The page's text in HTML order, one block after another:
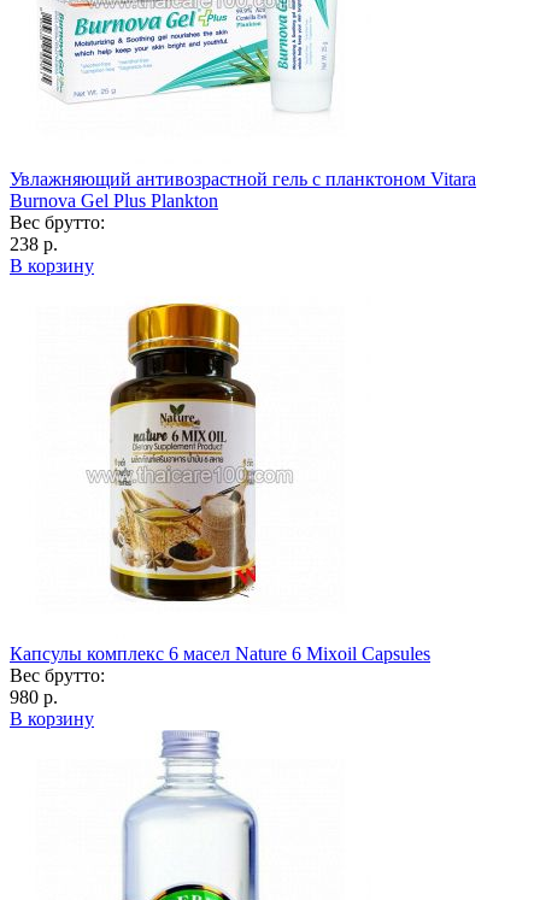
Увлажняющий антивозрастной гель с планктоном Vitara
Burnova Gel Plus Plankton
Вес брутто:
238 р.
В корзину
Капсулы комплекс 6 масел Nature 6 Mixoil Capsules
Вес брутто:
980 р.
В корзину